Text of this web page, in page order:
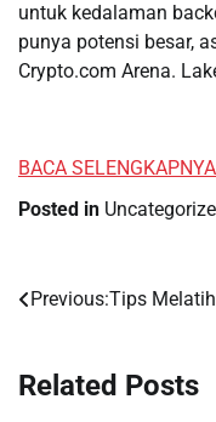
untuk kedalaman
punya potensi besar,
Crypto.com Arena.
BACA
Posted in
Post
Previous:Tips
Related Posts